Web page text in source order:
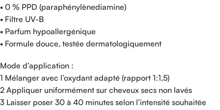
• 0 % PPD (paraphénylènediamine)
• Filtre UV-B
• Parfum hypoallergénique
• Formule douce, testée dermatologiquement
Mode d’application :
1 Mélanger avec l’oxydant adapté (rapport 1:1,5)
2 Appliquer uniformément sur cheveux secs non lavés
3 Laisser poser 30 à 40 minutes selon l’intensité souhaitée